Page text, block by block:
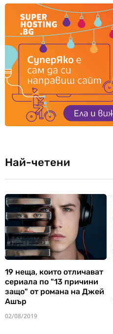
Най-четени
19 неща, които отличават
сериала по "13 причини
защо" от романа на Джей
Ашър
02/08/2019